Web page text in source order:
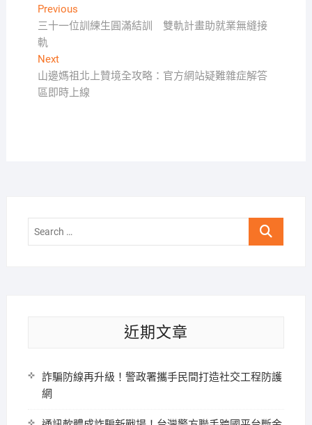
文
章
導
覽
PreviousPrevious
post:
三十一位訓練生圓滿結訓 雙軌計畫助就業無縫接
軌
NextNext
post:
山邊媽祖北上贊境全攻略：官方網站疑難雜症解答
區即時上線
Search
近期文章
詐騙防線再升級！警政署攜手民間打造社交工程防護
網